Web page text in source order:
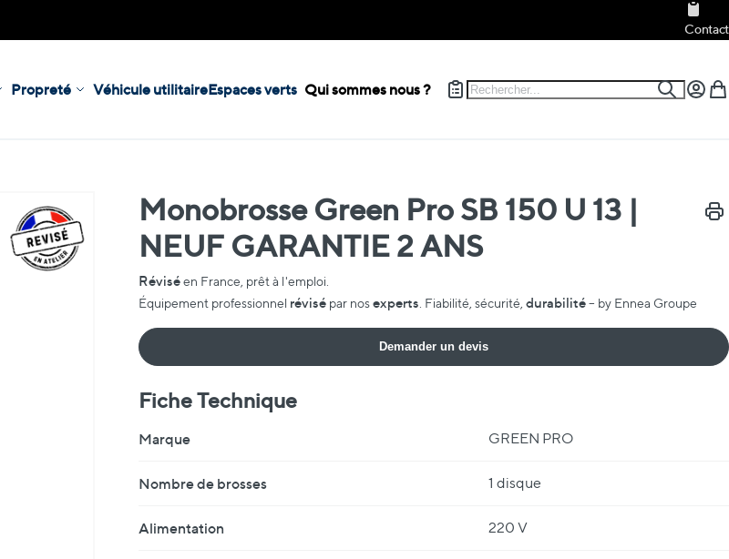
Contact
Propreté Véhicule utilitaireEspaces verts Qui sommes nous ? Rechercher
Mon
Monobrosse Green Pro SB 150 U 13 |
NEUF GARANTIE 2 ANS
Réviséen France, prêt à l'emploi.
Équipement professionnel révisé par nosexperts . Fiabilité, sécurité, durabilité– by Ennea Groupe
Demander un devis
Fiche Technique
Marque GREEN PRO
Nombre de brosses 1 disque
Alimentation 220 V